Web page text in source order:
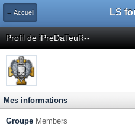
← Accueil LS
Profil de iPreDaTeuR--
Mes informations
Groupe Members